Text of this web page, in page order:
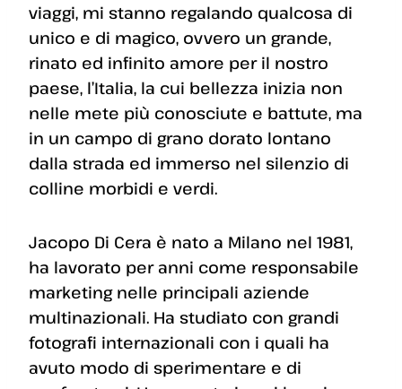
viaggi, mi stanno regalando qualcosa di
unico e di magico, ovvero un grande,
rinato ed infinito amore per il nostro
paese, l’Italia, la cui bellezza inizia non
nelle mete più conosciute e battute, ma
in un campo di grano dorato lontano
dalla strada ed immerso nel silenzio di
colline morbidi e verdi.
Jacopo Di Cera è nato a Milano nel 1981,
ha lavorato per anni come responsabile
marketing nelle principali aziende
multinazionali. Ha studiato con grandi
fotografi internazionali con i quali ha
avuto modo di sperimentare e di